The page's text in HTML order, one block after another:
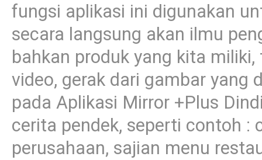
fungsi aplikasi ini digunakan
secara langsung akan ilmu
bahkan produk yang kita
video, gerak dari gambar yang
pada Aplikasi Mirror +Plus
cerita pendek, seperti contoh :
perusahaan, sajian menu